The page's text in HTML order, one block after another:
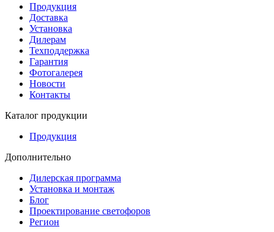
Продукция
Доставка
Установка
Дилерам
Техподдержка
Гарантия
Фотогалерея
Новости
Контакты
Каталог продукции
Продукция
Дополнительно
Дилерская программа
Установка и монтаж
Блог
Проектирование светофоров
Регион